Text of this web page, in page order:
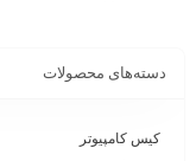
دسته‌های محصولات
کیس کامپیوتر